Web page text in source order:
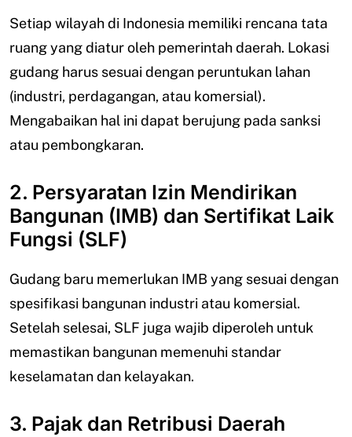
Setiap wilayah di Indonesia memiliki rencana tata
ruang yang diatur oleh pemerintah daerah. Lokasi
gudang harus sesuai dengan peruntukan lahan
(industri, perdagangan, atau komersial).
Mengabaikan hal ini dapat berujung pada sanksi
atau pembongkaran.
2. Persyaratan Izin Mendirikan
Bangunan (IMB) dan Sertifikat Laik
Fungsi (SLF)
Gudang baru memerlukan IMB yang sesuai dengan
spesifikasi bangunan industri atau komersial.
Setelah selesai, SLF juga wajib diperoleh untuk
memastikan bangunan memenuhi standar
keselamatan dan kelayakan.
3. Pajak dan Retribusi Daerah